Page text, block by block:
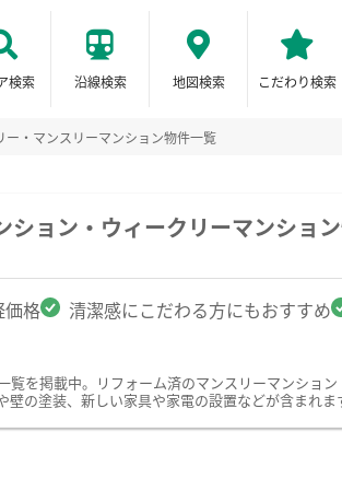
検索 沿線検索 地図検索 こだわり検索
ー・マンスリーマンション物件一覧
ション・ウィークリーマンショ
価格 清潔感にこだわる方にもおすすめ
を掲載中。リフォーム済のマンスリーマンショ
の塗装、新しい家具や家電の設置などが含まれま